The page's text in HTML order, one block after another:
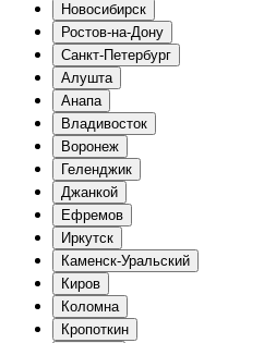
Новосибирск
Ростов-на-Дону
Санкт-Петербург
Алушта
Анапа
Владивосток
Воронеж
Геленджик
Джанкой
Ефремов
Иркутск
Каменск-Уральский
Киров
Коломна
Кропоткин